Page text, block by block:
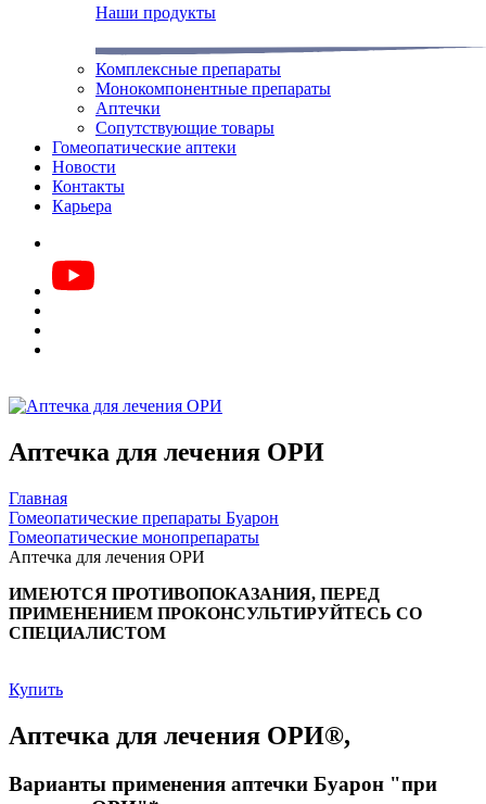
Наши продукты
Комплексные препараты
Монокомпонентные препараты
Аптечки
Сопутствующие товары
Гомеопатические аптеки
Новости
Контакты
Карьера
Аптечка для лечения ОРИ
Главная
Гомеопатические препараты Буарон
Гомеопатические монопрепараты
Аптечка для лечения ОРИ
ИМЕЮТСЯ ПРОТИВОПОКАЗАНИЯ, ПЕРЕД
ПРИМЕНЕНИЕМ ПРОКОНСУЛЬТИРУЙТЕСЬ СО
СПЕЦИАЛИСТОМ
Купить
Аптечка для лечения ОРИ®,
Варианты применения аптечки Буарон "при